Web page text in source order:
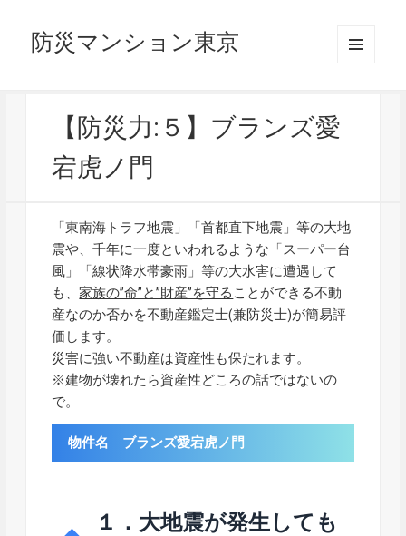
防災マンション東京
【防災力:５】ブランズ愛
宕虎ノ門
「東南海トラフ地震」「首都直下地震」等の大地
震や、千年に一度といわれるような「スーパー台
風」「線状降水帯豪雨」等の大水害に遭遇して
も、家族の”命”と”財産”を守る ことができる不動
産なのか否かを不動産鑑定士(兼防災士)が簡易評
価します。
災害に強い不動産は資産性も保たれます。
※建物が壊れたら資産性どころの話ではないの
で。
物件名 ブランズ愛宕虎ノ門
１．大地震が発生しても